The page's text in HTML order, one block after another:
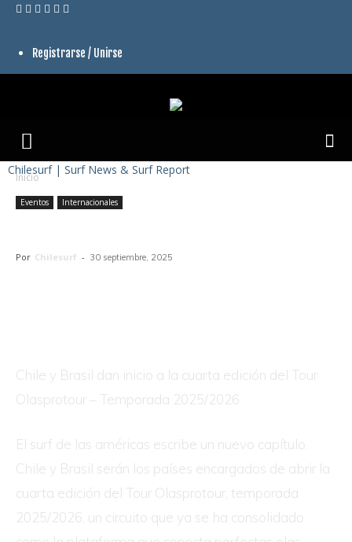
Registrarse / Unirse
Chilesurf | Surf News & Surf Report
Inicio
Eventos Internacionales
Por Chilesurf - 30 septiembre, 2025
Chile y Brasil dan inicio a la cuarta edición del Tour
Olasprotour – Temporada 2025/2026
El surf de las américas escribe un nuevo capítulo.
Chile y Brasil serán los países encargados de abrir la
cuarta edición del Tour Olasprotour, temporada
2025/2026, un circuito que ya se ha consolidado